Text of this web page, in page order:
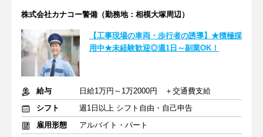
株式会社カナコー警備（勤務地：相模大塚周辺）
【工事現場の車両・歩行者の誘導】★積極採
用中★未経験歓迎◎週1日～副業OK！
給与
日給1万円～1万2000円 ＋交通費支給
シフト
週1日以上 シフト自由・自己申告
雇用形態
アルバイト・パート